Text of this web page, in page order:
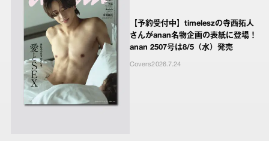
【予約受付中】timeleszの寺西拓人
さんがanan名物企画の表紙に登場！
anan 2507号は8/5（水）発売
Covers2026.7.24